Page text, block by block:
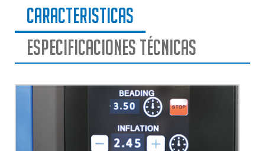
Caracteristicas
Especificaciones técnicas